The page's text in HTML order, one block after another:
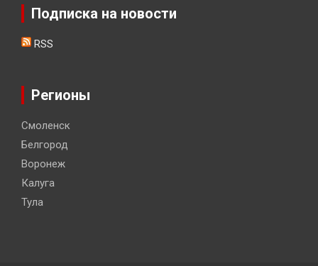
Подписка на новости
RSS
Регионы
Смоленск
Белгород
Воронеж
Калуга
Тула